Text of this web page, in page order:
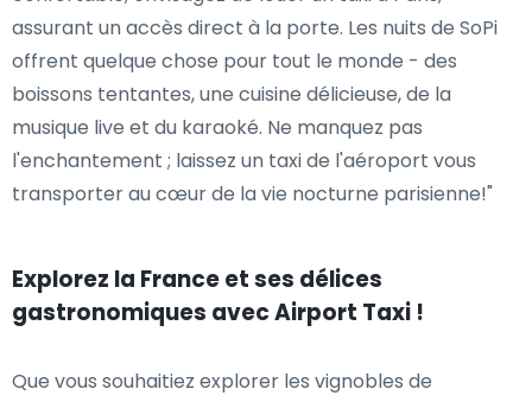
assurant un accès direct à la porte. Les nuits de SoPi
offrent quelque chose pour tout le monde - des
boissons tentantes, une cuisine délicieuse, de la
musique live et du karaoké. Ne manquez pas
l'enchantement ; laissez un taxi de l'aéroport vous
transporter au cœur de la vie nocturne parisienne!"
Explorez la France et ses délices
gastronomiques avec Airport Taxi !
Que vous souhaitiez explorer les vignobles de